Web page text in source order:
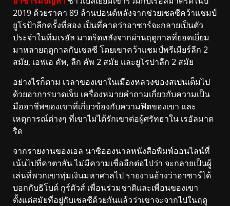
2019 ด้วยราคา 89 ล้านปอนด์หลังจากช่วยเชลซีคว้าแชมป์
ยูโรป้าลีกครั้งที่สอง เป็นที่คาดว่าอาซาร์จะกลายเป็นตัว
ประจำในทีมเรอัล มาดริดหลังจากผ่านฤดูกาลที่ยอดเยี่ยม
มาหลายฤดูกาลกับเชลซี โดยเขาคว้าแชมป์พรีเมียร์ลีก 2
สมัย, เอฟเอ คัพ, ลีก คัพ 2 สมัย และยูโรปาลีก 2 สมัย
อย่างไรก็ตาม เวลาของเขาในเมืองหลวงของสเปนเต็มไป
ด้วยอาการบาดเจ็บ เครื่องหมายคำถามเกี่ยวกับความเป็น
มืออาชีพของเขาที่เกี่ยวข้องกับความฟิตของเขา และ
เหตุการณ์ต่างๆ ที่เขาไม่ได้รักเขาต่อผู้ศรัทธาใน เรอัลมาด
ริด
จากรายงานของเอล นาซิอองนาลหนังสือพิมพ์ออนไลน์ที่
เน้นไปที่คาตาลัน ไม่มีความเชื่ออีกต่อไปว่า จะกลายเป็นผู้
เล่นที่พวกเขาทุ่มเงินมหาศาลไป รายงานอ้างว่าอาซาร์ได้
บอกกับธิโบต์ กูร์ตัวส์ เพื่อนร่วมชาติและเพื่อนของเขา
ตั้งแต่สมัยที่อยู่กับเชลซีด้วยกันแล้วว่าเขาจะจากไปในฤดู